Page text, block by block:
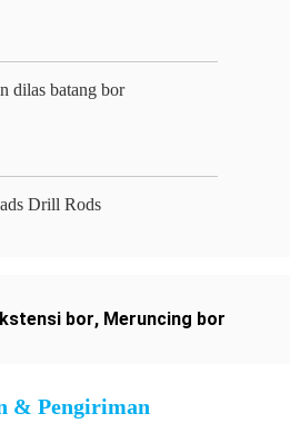
dilas batang bor
Drill Rods
bor, Meruncing bor
& Pengiriman